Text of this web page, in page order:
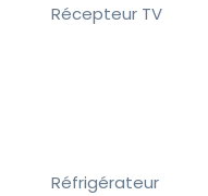
Récepteur TV
Réfrigérateur